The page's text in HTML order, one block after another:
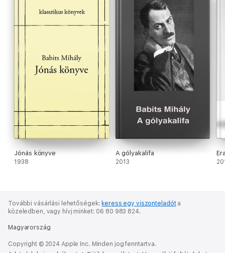
Jónás könyve
1938
A gólyakalifa
2013
További vásárlási lehetőségek: keress egy viszonteladóta
közeledben, vagy hívj minket: 06 80 983 824.
Magyarország
Copyright © 2024 Apple Inc. Minden jog fenntartva.